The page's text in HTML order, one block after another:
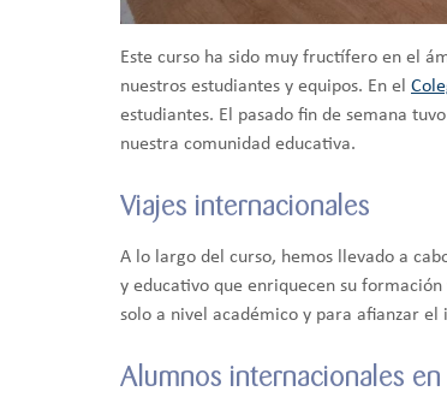
Este curso ha sido muy fructífero en el
nuestros estudiantes y equipos. En el
estudiantes. El pasado fin de semana
nuestra comunidad educativa.
Viajes internacionales
A lo largo del curso, hemos llevado a
y educativo que enriquecen su
solo a nivel académico y para afianzar
Alumnos internacionales